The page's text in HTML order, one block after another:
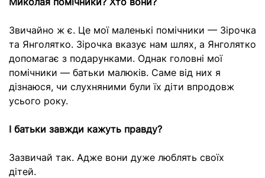
Звичайно ж є. Це мої маленькі помічники — Зірочка
та Янголятко. Зірочка вказує нам шлях, а Янголятко
допомагає з подарунками. Однак головні мої
помічники — батьки малюків. Саме від них я
дізнаюся, чи слухняними були їх діти впродовж
усього року.
І батьки завжди кажуть правду?
Зазвичай так. Адже вони дуже люблять своїх
дітей.